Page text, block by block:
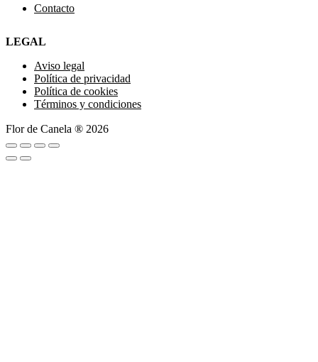
Contacto
LEGAL
Aviso legal
Política de privacidad
Política de cookies
Términos y condiciones
Flor de Canela ® 2026